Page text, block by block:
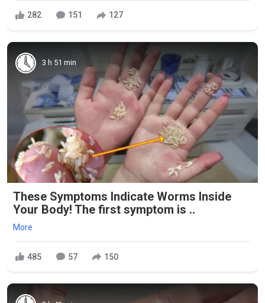
282 151 127
3 h 51 min
These Symptoms Indicate Worms Inside
Your Body! The first symptom is ..
More
485 57 150